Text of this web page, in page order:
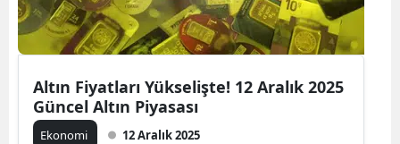
Altın Fiyatları Yükselişte! 12 Aralık 2025
Güncel Altın Piyasası
Ekonomi 12 Aralık 2025